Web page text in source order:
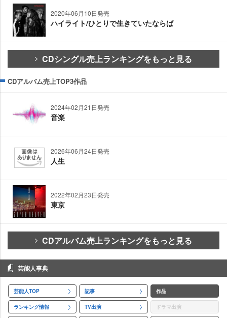
2020年06月10日発売
ハイライト/ひとりで生きていたならば
CDシングル売上ランキングをもっと見る
CDアルバム売上TOP3作品
2024年02月21日発売
音楽
2026年06月24日発売
人生
2022年02月23日発売
東京
CDアルバム売上ランキングをもっと見る
芸能人事典
芸能人TOP 記事 作品
ランキング情報 TV出演 ドラマ出演